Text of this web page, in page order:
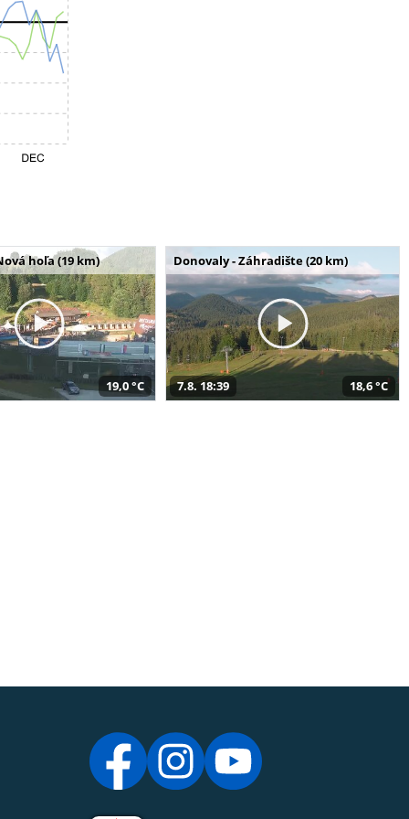
hoľa (19 km)
19,0 °C
Donovaly - Záhradište (20 km)
7.8. 18:39 18,6 °C